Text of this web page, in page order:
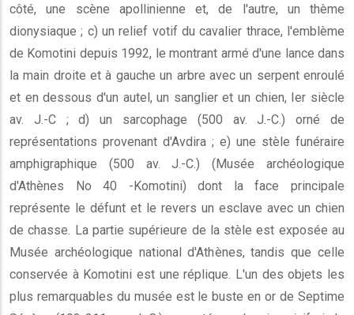
côté, une scène apollinienne et, de l'autre, un thème
dionysiaque ; c) un relief votif du cavalier thrace, l'emblème
de Komotini depuis 1992, le montrant armé d'une lance dans
la main droite et à gauche un arbre avec un serpent enroulé
et en dessous d'un autel, un sanglier et un chien, Ier siècle
av. J.-C ; d) un sarcophage (500 av. J.-C.) orné de
représentations provenant d'Avdira ; e) une stèle funéraire
amphigraphique (500 av. J.-C.) (Musée archéologique
d'Athènes No 40 -Komotini) dont la face principale
représente le défunt et le revers un esclave avec un chien
de chasse. La partie supérieure de la stèle est exposée au
Musée archéologique national d'Athènes, tandis que celle
conservée à Komotini est une réplique. L'un des objets les
plus remarquables du musée est le buste en or de Septime